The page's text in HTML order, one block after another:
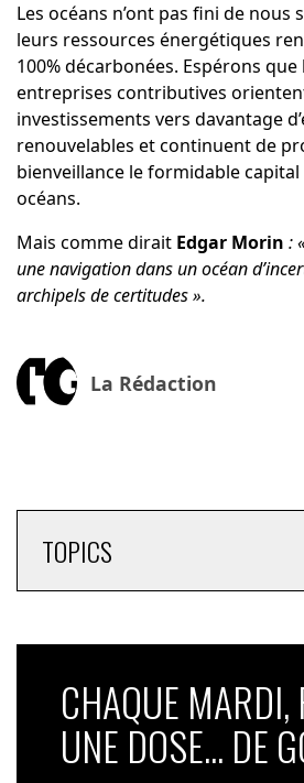
Les océans n’ont pas fini de nous
leurs ressources énergétiques
100% décarbonées. Espérons
entreprises contributives
investissements vers davantage
renouvelables et continuent de
bienveillance le formidable
océans.
Mais comme dirait Edgar Morin :
une navigation dans un océan
archipels de certitudes ».
La Rédaction
TOPICS
CHAQUE MARDI,
UNE DOSE... DE